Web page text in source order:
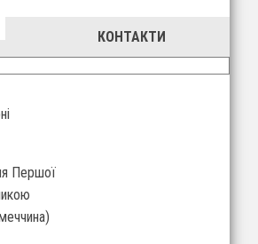
КОНТАКТИ
Першої